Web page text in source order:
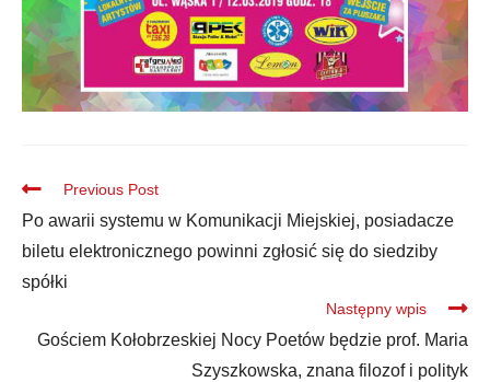
Previous Post
Po awarii systemu w Komunikacji Miejskiej, posiadacze
biletu elektronicznego powinni zgłosić się do siedziby
spółki
Następny wpis
Gościem Kołobrzeskiej Nocy Poetów będzie prof. Maria
Szyszkowska, znana filozof i polityk